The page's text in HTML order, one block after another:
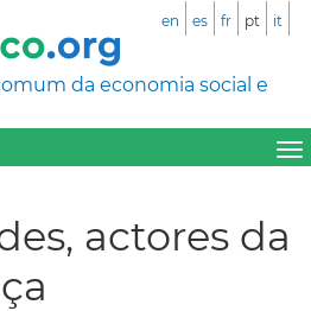
da economia social e
en es fr pt it
actores da